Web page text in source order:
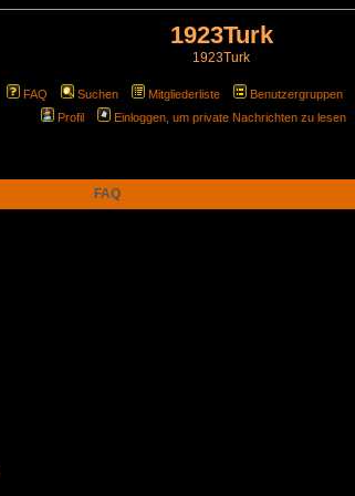
1923Turk
1923Turk
FAQ Suchen Mitgliederliste Benutzergruppen
Profil
Einloggen, um private Nachrichten zu lesen
FAQ